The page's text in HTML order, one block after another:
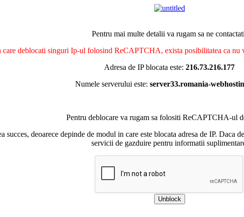
Pentru mai multe detalii va rugam sa ne
care deblocati singuri Ip-ul folosind ReCAPTCHA, exista posibilitatea ca nu
Adresa de IP blocata este: 216.73.216.177
Numele serverului este: server33.romania-
Pentru deblocare va rugam sa folositi ReCAPTCHA-ul
deoarece depinde de modul in care este blocata adresa de IP. Daca
servicii de gazduire pentru informatii